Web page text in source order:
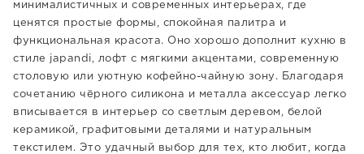
минималистичных и современных интерьерах, где
ценятся простые формы, спокойная палитра и
функциональная красота. Оно хорошо дополнит кухню в
стиле japandi, лофт с мягкими акцентами, современную
столовую или уютную кофейно-чайную зону. Благодаря
сочетанию чёрного силикона и металла аксессуар легко
вписывается в интерьер со светлым деревом, белой
керамикой, графитовыми деталями и натуральным
текстилем. Это удачный выбор для тех, кто любит, когда